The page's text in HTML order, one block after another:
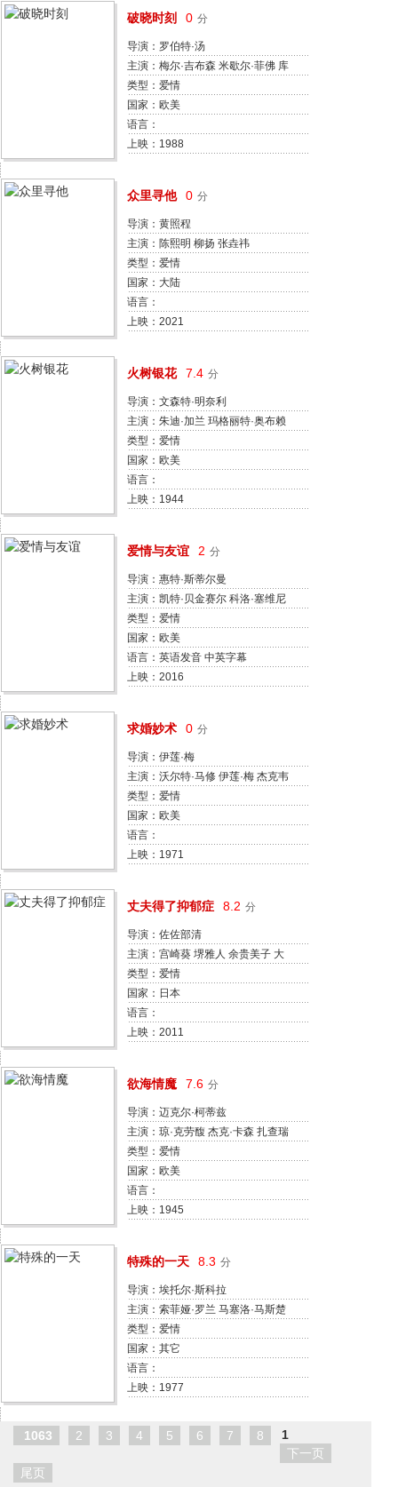
破晓时刻 0 分
导演：罗伯特·汤
主演：梅尔·吉布森 米歇尔·菲佛 库
尔特·拉塞尔 劳尔·胡里亚 J·T·沃尔
什 安·麦格纽森 Efrain Figueroa
类型：爱情
国家：欧美
语言：
上映：1988
众里寻他 0 分
导演：黄照程
主演：陈熙明 柳扬 张垚祎
类型：爱情
国家：大陆
语言：
上映：2021
火树银花 7.4 分
导演：文森特·明奈利
主演：朱迪·加兰 玛格丽特·奥布赖
恩 玛丽·阿斯特 何秋雯
类型：爱情
国家：欧美
语言：
上映：1944
爱情与友谊 2 分
导演：惠特·斯蒂尔曼
主演：凯特·贝金赛尔 科洛·塞维尼
泽维尔·塞缪尔 斯蒂芬·弗雷
类型：爱情
国家：欧美
语言：英语发音 中英字幕
上映：2016
求婚妙术 0 分
导演：伊莲·梅
主演：沃尔特·马修 伊莲·梅 杰克韦
斯顿 George Rose 詹姆斯·可可 多
莉丝·罗伯茨 蕾妮·泰勒 威廉·雷德
菲尔德 格雷厄姆·贾维斯 杰斯·奥苏
纳
类型：爱情
国家：欧美
语言：
上映：1971
丈夫得了抑郁症 8.2 分
导演：佐佐部清
主演：宫崎葵 堺雅人 余贵美子 大
杉涟 田村三郎 中野裕太 吹越满 山
本浩司 津田宽治 犬塚弘宫崎葵 堺
雅人 余贵美子 大杉涟 田村三郎 中
野裕太 吹越满 山本浩司 津田宽治
类型：爱情
国家：日本
语言：
上映：2011
欲海情魔 7.6 分
导演：迈克尔·柯蒂兹
主演：琼·克劳馥 杰克·卡森 扎查瑞
·斯考特 吉米·洛诺 玛丽·艾伦·梅伦
Jean Lorraine 巴特弗莱·麦昆
Marjorie Kane Manart Kippen
Arthur Stuart Hull
类型：爱情
国家：欧美
语言：
上映：1945
特殊的一天 8.3 分
导演：埃托尔·斯科拉
主演：索菲娅·罗兰 马塞洛·马斯楚
安尼 约翰·沃侬 弗朗索瓦丝·贝德
Patrizia Basso Tiziano De Persio
Maurizio Di Paolantonio Antonio
Garibaldi Vittorio Guerrieri 亚历姗
类型：爱情
国家：其它
语言：
上映：1977
1063 1
2 3 4 5 6 7
8
下一页
尾页